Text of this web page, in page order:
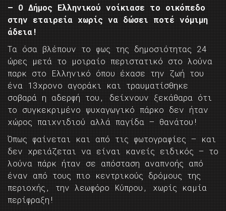
– Ο Δήμος Ελληνικού νοίκιασε το οικόπεδο
στην εταιρεία χωρίς να δώσει ποτέ νόμιμη
άδεια!
Τα όσα βλέπουν το φως της δημοσιότητας 24
ώρες μετά το μοιραίο περιστατικό στο λούνα
παρκ στο Ελληνικό όπου έχασε την ζωή του
ένα 13χρονο αγοράκι και τραυματίσθηκε
σοβαρά η αδερφή του, δείχνουν ξεκάθαρα ότι
το συγκεκριμένο ψυχαγωγικό πάρκο δεν ήταν
χώρος παιχνιδιού αλλά παγίδα – θανάτου!
Όπως φαίνεται και από τις φωτογραφίες – και
δεν χρειάζεται να είναι κανείς ειδικός – το
λούνα πάρκ ήταν σε απόσταση αναπνοής από
έναν από τους πιο κεντρικούς δρόμους της
περιοχής, την λεωφόρο Κύπρου, χωρίς καμία
περίφραξη!